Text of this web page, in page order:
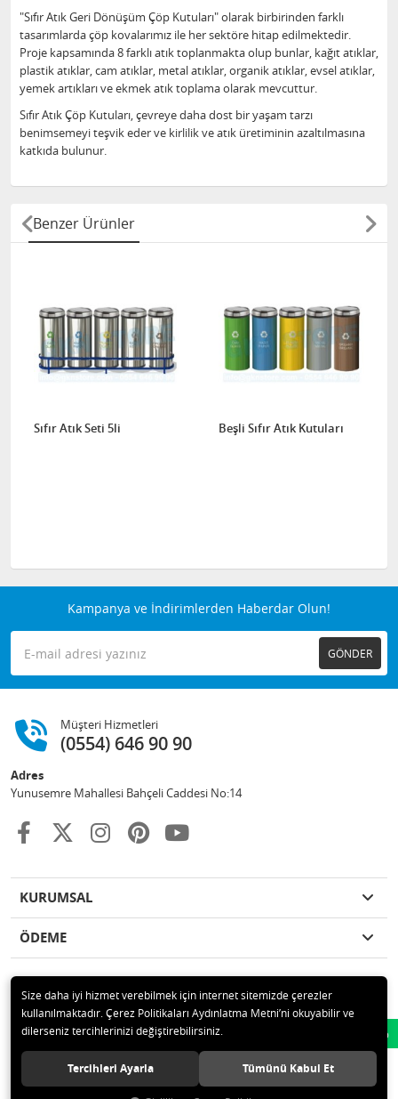
"Sıfır Atık Geri Dönüşüm Çöp Kutuları" olarak birbirinden farklı
tasarımlarda çöp kovalarımız ile her sektöre hitap edilmektedir.
Proje kapsamında 8 farklı atık toplanmakta olup bunlar, kağıt atıklar,
plastik atıklar, cam atıklar, metal atıklar, organik atıklar, evsel atıklar,
yemek artıkları ve ekmek atık toplama olarak mevcuttur.
Sıfır Atık Çöp Kutuları, çevreye daha dost bir yaşam tarzı
benimsemeyi teşvik eder ve kirlilik ve atık üretiminin azaltılmasına
katkıda bulunur.
Benzer Ürünler
Sıfır Atık Seti 5li Beşli Sıfır Atık Kutuları
Kampanya ve İndirimlerden Haberdar Olun!
GÖNDER
Müşteri Hizmetleri
(0554) 646 90 90
Adres
Yunusemre Mahallesi Bahçeli Caddesi No:14
KURUMSAL
ÖDEME
© 2020 GKN STORE TEMİZLİK MADDELERİ SAN TİC LTD ŞTİ Tüm hakları
saklıdır.
Whatsapp
Size daha iyi hizmet verebilmek için internet sitemizde çerezler
kullanılmaktadır. Çerez Politikaları Aydınlatma Metni’ni okuyabilir ve
dilerseniz tercihlerinizi değiştirebilirsiniz.
Tercihleri Ayarla Tümünü Kabul Et